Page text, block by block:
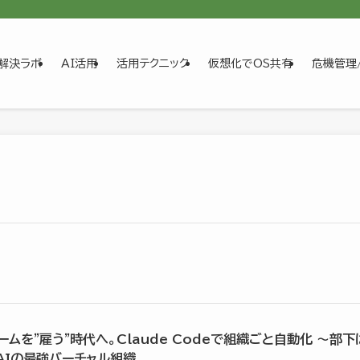
決ラボ AI活用 活用テクニック 仮想化でOS共有 危機管理
ムを”雇う”時代へ。Claude Codeで組織ごと自動化 〜部下